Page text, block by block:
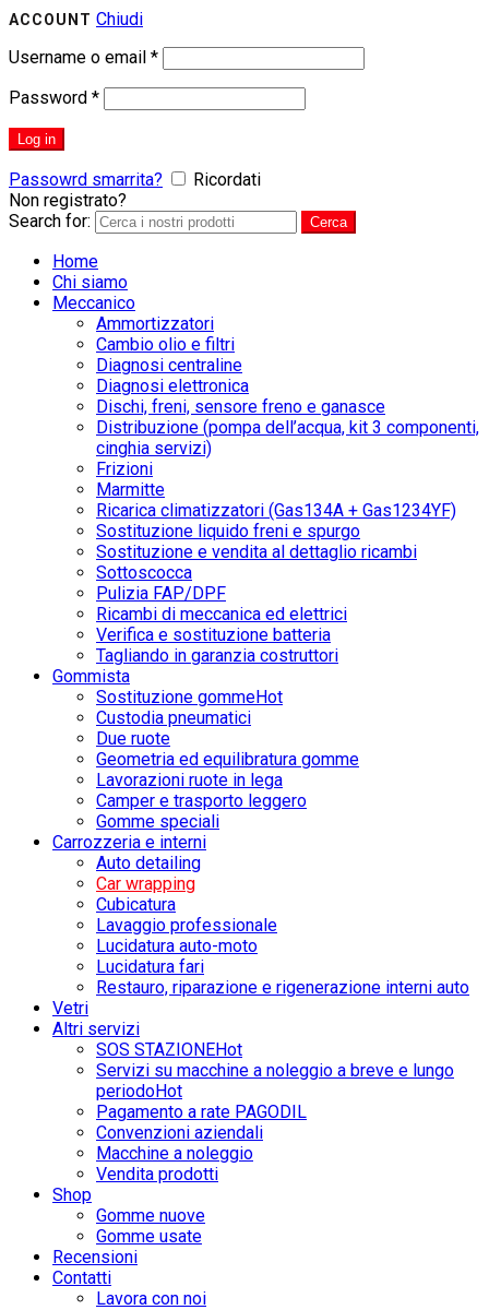
ACCOUNT Chiudi
Username o email *
Password *
Log in
Passowrd smarrita?
Ricordati
Non registrato?
Search for:
Cerca
Home
Chi siamo
Meccanico
Ammortizzatori
Cambio olio e filtri
Diagnosi centraline
Diagnosi elettronica
Dischi, freni, sensore freno e ganasce
Distribuzione (pompa dell’acqua, kit 3 componenti,
cinghia servizi)
Frizioni
Marmitte
Ricarica climatizzatori (Gas134A + Gas1234YF)
Sostituzione liquido freni e spurgo
Sostituzione e vendita al dettaglio ricambi
Sottoscocca
Pulizia FAP/DPF
Ricambi di meccanica ed elettrici
Verifica e sostituzione batteria
Tagliando in garanzia costruttori
Gommista
Sostituzione gommeHot
Custodia pneumatici
Due ruote
Geometria ed equilibratura gomme
Lavorazioni ruote in lega
Camper e trasporto leggero
Gomme speciali
Carrozzeria e interni
Auto detailing
Car wrapping
Cubicatura
Lavaggio professionale
Lucidatura auto-moto
Lucidatura fari
Restauro, riparazione e rigenerazione interni auto
Vetri
Altri servizi
SOS STAZIONEHot
Servizi su macchine a noleggio a breve e lungo
periodoHot
Pagamento a rate PAGODIL
Convenzioni aziendali
Macchine a noleggio
Vendita prodotti
Shop
Gomme nuove
Gomme usate
Recensioni
Contatti
Lavora con noi